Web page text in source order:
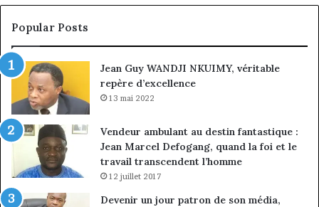
Emmanuel
Pondi
vice-
président
Popular Posts
Jean Guy WANDJI NKUIMY, véritable
repère d’excellence
13 mai 2022
Vendeur ambulant au destin fantastique :
Jean Marcel Defogang, quand la foi et le
travail transcendent l’homme
12 juillet 2017
Devenir un jour patron de son média,